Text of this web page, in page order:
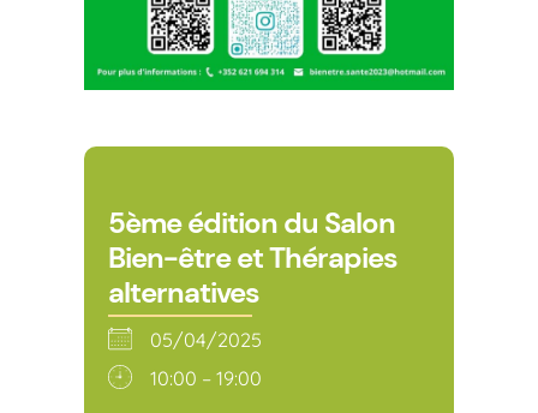
5ème édition du Salon
Bien-être et Thérapies
alternatives
05/04/2025
10:00 – 19:00